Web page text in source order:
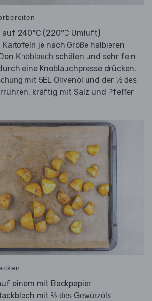
auf 240°C (220°C Umluft)
Kartoffeln je nach Größe halbieren
Knoblauch schälen und sehr fein
eine Knoblauchpresse drücken.
mit 5EL Olivenöl und der ½ des
kräftig mit Salz und Pfeffer
einem mit Backpapier
mit ⅔ des Gewürzöls